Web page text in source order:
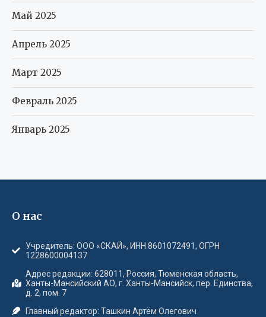
Май 2025
Апрель 2025
Март 2025
Февраль 2025
Январь 2025
О нас
Учредитель: ООО «СКАЙ», ИНН 8601072491, ОГРН
1228600004137
Адрес редакции: 628011, Россия, Тюменская область,
Ханты-Мансийский АО, г. Ханты-Мансийск, пер. Единства,
д. 2, пом. 7
Главный редактор: Ташкин Артём Олегович